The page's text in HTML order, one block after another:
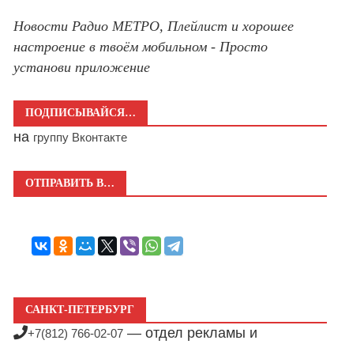
Новости Радио МЕТРО, Плейлист и хорошее
настроение в твоём мобильном - Просто
установи приложение
ПОДПИСЫВАЙСЯ…
на группу Вконтакте
ОТПРАВИТЬ В…
САНКТ-ПЕТЕРБУРГ
+7(812) 766-02-07 — отдел рекламы и